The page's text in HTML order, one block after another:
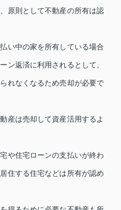
原則として不動産の所有は認
い中の家を所有している場合
ン返済に利用されるとして、
れなくなるため売却が必要で
産は売却して資産活用するよ
や住宅ローンの支払いが終わ
住する住宅などは所有が認め